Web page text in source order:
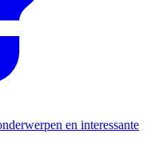
en interessante